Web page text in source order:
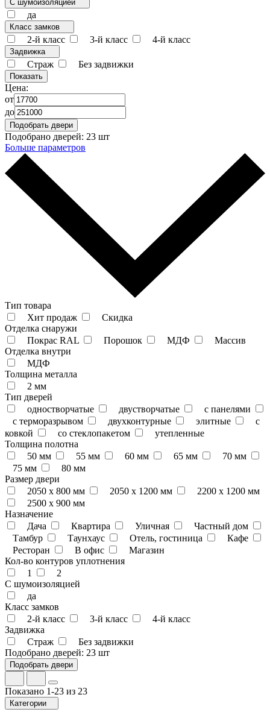
С шумоизоляцией
да
Класс замков
2-й класс 3-й класс 4-й класс
Задвижка
Страж Без задвижки
Цена:
от
до
Подобрано дверей: 23 шт
Больше параметров
Тип товара
Хит продаж
Скидка
Отделка снаружи
Покрас RAL
Порошок МДФ
Массив
Отделка внутри
МДФ
Толщина металла
2 мм
Тип дверей
одностворчатые
двустворчатые
с панелями
с терморазрывом
двухконтурные элитные
с
ковкой
со стеклопакетом
утепленные
Толщина полотна
50 мм
55 мм 60 мм 65 мм
70 мм
75 мм
80 мм
Размер двери
2050 x 800 мм
2050 x 1200 мм
2200 x 1200 мм
2500 х 900 мм
Назначение
Дача
Квартира Уличная
Частный дом
Тамбур
Таунхаус Отель, гостиница
Кафе
Ресторан
В офис
Магазин
Кол-во контуров уплотнения
1
2
С шумоизоляцией
да
Класс замков
2-й класс
3-й класс
4-й класс
Задвижка
Страж
Без задвижки
Подобрано дверей: 23 шт
Показано 1-23 из 23
Категории